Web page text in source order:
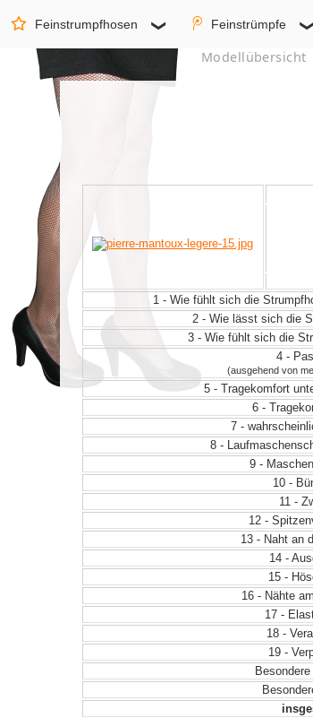
Feinstrumpfhosen Feinstrümpfe
Modellübersicht
1 - Wie fühlt sich die
2 - Wie lässt sich die
3 - Wie fühlt sich die
4 -
(ausgehend von
5 - Tragekomfort
6 -
7 -
8 -
9 -
10 -
11 -
12 -
13 - Naht an
14 -
15 -
16 - Nähte
17 -
18 -
19 -